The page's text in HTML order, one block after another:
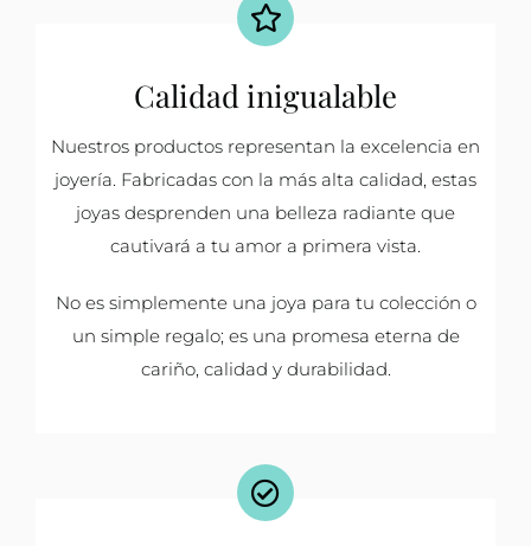
Calidad inigualable
Nuestros productos representan la excelencia en
joyería. Fabricadas con la más alta calidad, estas
joyas desprenden una belleza radiante que
cautivará a tu amor a primera vista.
No es simplemente una joya para tu colección o
un simple regalo; es una promesa eterna de
cariño, calidad y durabilidad.